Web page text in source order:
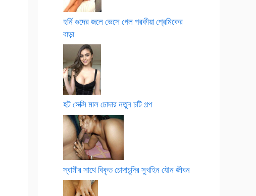
হর্নি গুদের জলে ভেসে গেল পরকীয়া প্রেমিকের
বাড়া
হট সেক্সি মাল চোদার নতুন চটি গল্প
স্বামীর সাথে বিকৃত চোদাচুদির সুখহিন যৌন জীবন